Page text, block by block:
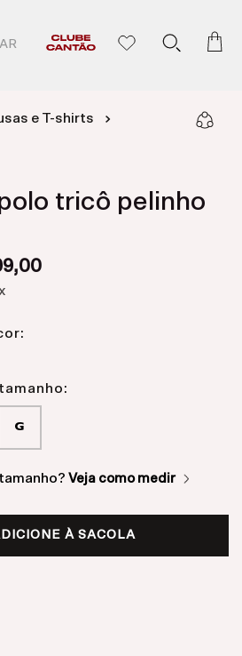
e T-shirts
tricô pelinho
G
Veja como medir
À SACOLA